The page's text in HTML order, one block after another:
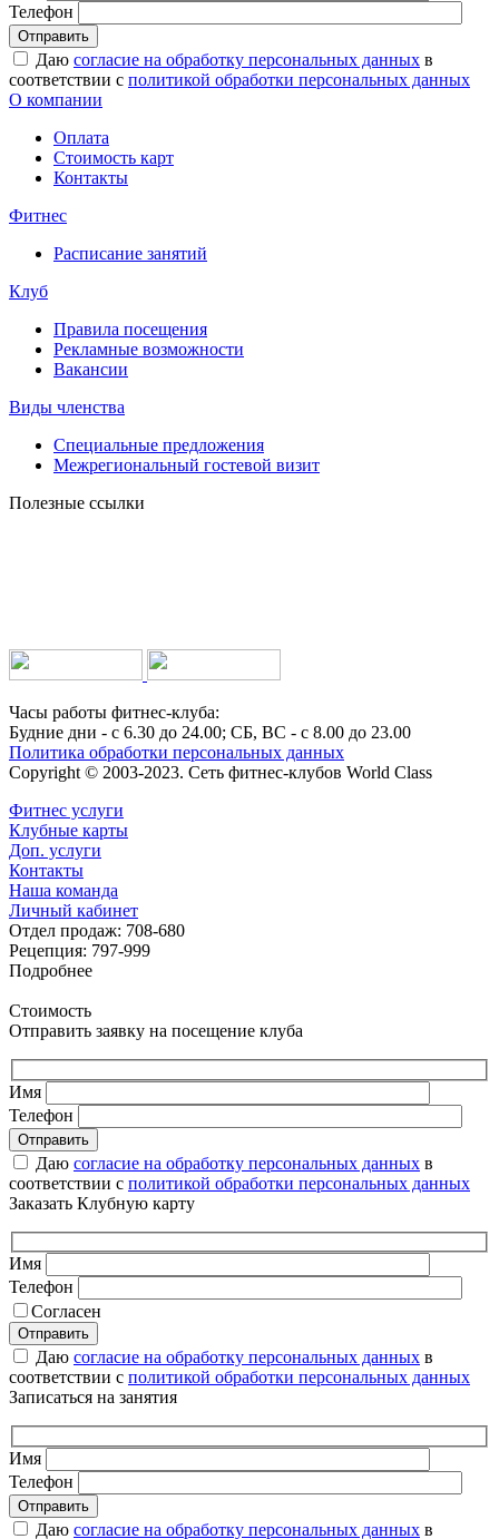
Телефон
Даю согласие на обработку персональных данных в
соответствии с политикой обработки персональных данных
О компании
Оплата
Стоимость карт
Контакты
Фитнес
Расписание занятий
Клуб
Правила посещения
Рекламные возможности
Вакансии
Виды членства
Специальные предложения
Межрегиональный гостевой визит
Полезные ссылки
Часы работы фитнес-клуба:
Будние дни - с 6.30 до 24.00; СБ, ВС - с 8.00 до 23.00
Политика обработки персональных данных
Copyright © 2003-2023. Сеть фитнес-клубов World Class
Фитнес услуги
Клубные карты
Доп. услуги
Контакты
Наша команда
Личный кабинет
Отдел продаж: 708-680
Рецепция: 797-999
Подробнее
Стоимость
Отправить заявку на посещение клуба
Имя
Телефон
Даю согласие на обработку персональных данных в
соответствии с политикой обработки персональных данных
Заказать Клубную карту
Имя
Телефон
Согласен
Даю согласие на обработку персональных данных в
соответствии с политикой обработки персональных данных
Записаться на занятия
Имя
Телефон
Даю согласие на обработку персональных данных в